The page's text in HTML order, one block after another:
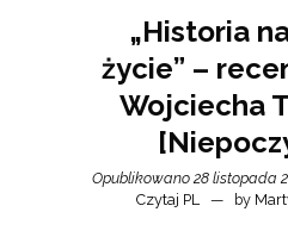
„Historia
życie” –
Wojciecha
Opublikowano 28 listopada
Czytaj PL
by